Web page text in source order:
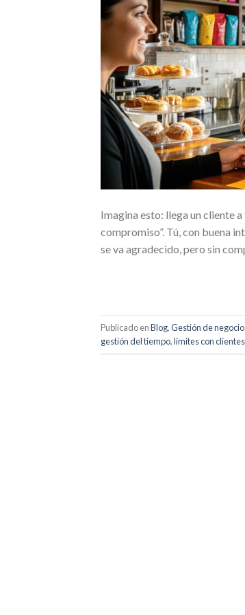
Imagina esto: llega un cliente
compromiso”. Tú, con buena
se va agradecido, pero sin
Publicado enBlog,Gestión de
gestión del tiempo,límites con clientes